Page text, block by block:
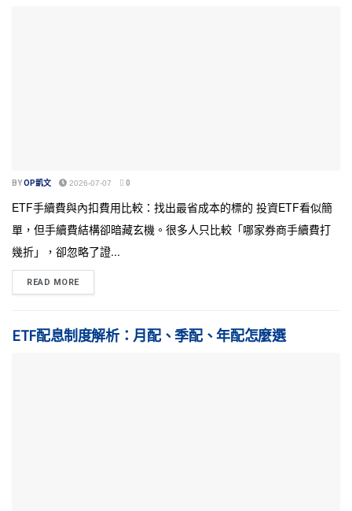
BYOP凱文 2026-07-07 0
ETF手續費與內扣費用比較：找出最省成本的標的 投資ETF看似簡
單，但手續費結構卻暗藏玄機。很多人只比較「哪家券商手續費打
幾折」，卻忽略了證...
READ MORE
ETF配息制度解析：月配、季配、年配怎麼選